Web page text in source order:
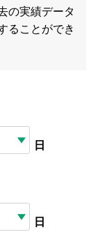
の実績データ
ることができ
日
日